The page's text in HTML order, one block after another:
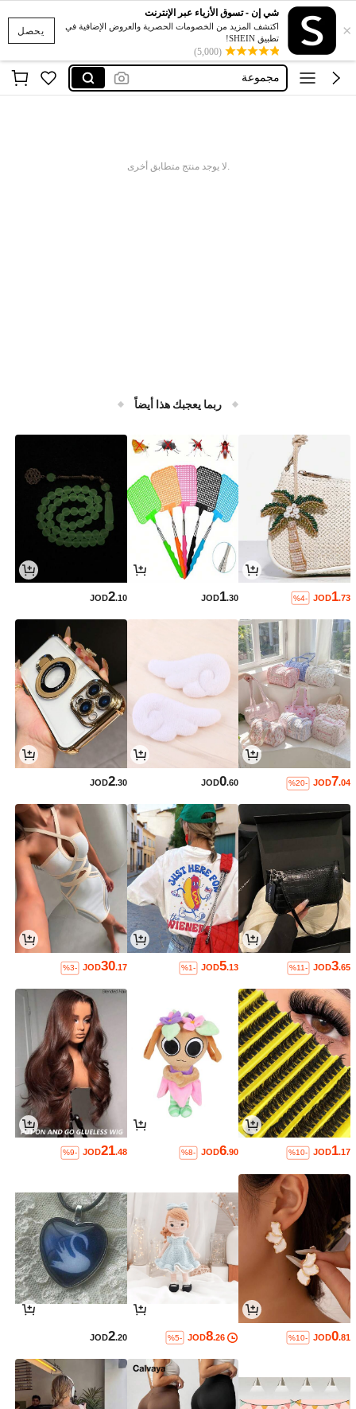
يحصل ×
شي إن - تسوق الأزياء عبر الإنترنت
اكتشف المزيد من الخصومات الحصرية والعروض الإضافية في
تطبيق SHEIN!
(5,000)
شراب سيلكون
sheglam
مشد وجه
مجموعة
.لا يوجد منتج متطابق أخرى
ربما يعجبك هذا أيضاً
JOD1.73
%4-
JOD1.30
JOD2.10
JOD7.04
%20-
JOD0.60
JOD2.30
JOD3.65
%11-
JOD5.13
%1-
JOD30.17
%3-
JOD1.17
%10-
JOD6.90
%8-
JOD21.48
%9-
JOD0.81
%10-
JOD8.26
%5-
JOD2.20